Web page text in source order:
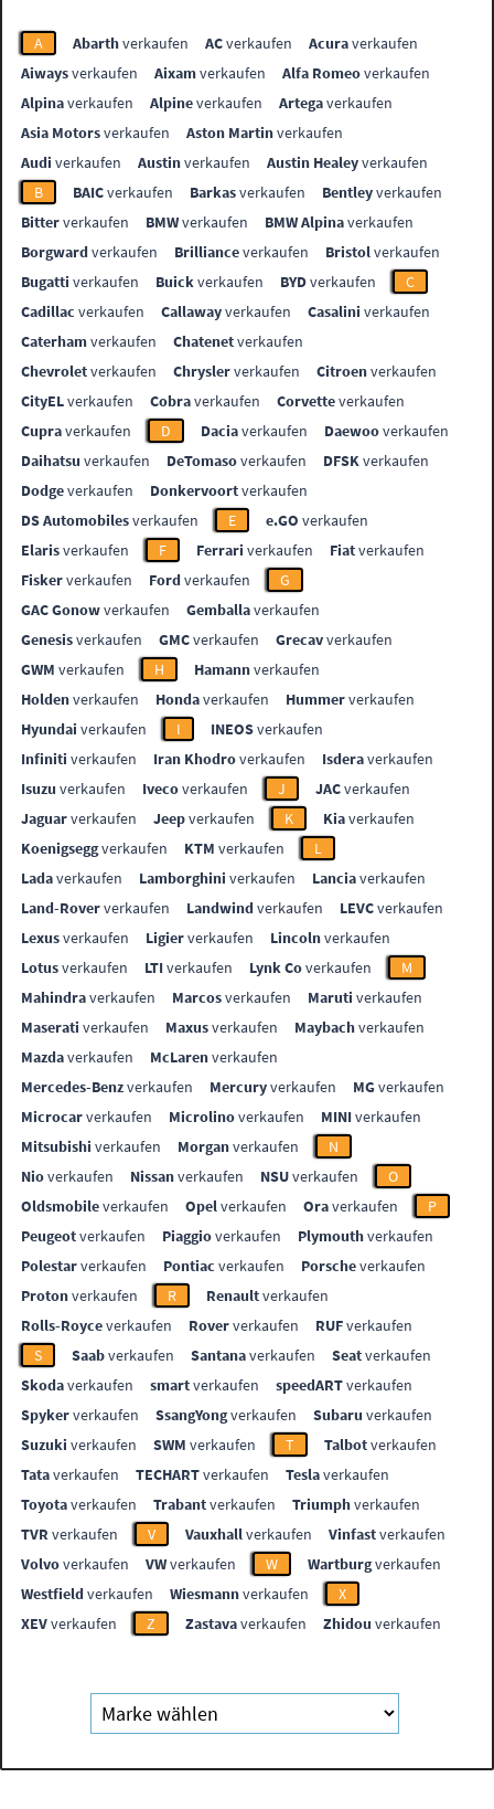
A Abarthverkaufen ACverkaufen Acuraverkaufen
Aiwaysverkaufen Aixamverkaufen Alfa Romeoverkaufen
Alpinaverkaufen Alpineverkaufen Artegaverkaufen
Asia Motorsverkaufen Aston Martinverkaufen
Audi verkaufen Austinverkaufen Austin Healeyverkaufen
B
BAICverkaufen Barkasverkaufen Bentleyverkaufen
Bitterverkaufen BMWverkaufen BMW Alpinaverkaufen
Borgwardverkaufen Brillianceverkaufen Bristolverkaufen
Bugatti verkaufen Buickverkaufen BYDverkaufen
C
Cadillac verkaufen Callawayverkaufen Casalini verkaufen
Caterhamverkaufen Chatenetverkaufen
Chevroletverkaufen Chryslerverkaufen Citroenverkaufen
CityELverkaufen Cobraverkaufen Corvetteverkaufen
Cupraverkaufen D Daciaverkaufen Daewooverkaufen
Daihatsu verkaufen DeTomasoverkaufen DFSKverkaufen
Dodgeverkaufen Donkervoortverkaufen
DS Automobilesverkaufen E e.GO verkaufen
Elarisverkaufen F Ferrari verkaufen Fiatverkaufen
Fiskerverkaufen Fordverkaufen
G
GAC Gonowverkaufen Gemballaverkaufen
Genesisverkaufen GMCverkaufen Grecavverkaufen
GWM verkaufen H Hamannverkaufen
Holdenverkaufen Hondaverkaufen Hummerverkaufen
Hyundai verkaufen I INEOSverkaufen
Infiniti verkaufen Iran Khodroverkaufen Isderaverkaufen
Isuzu verkaufen Ivecoverkaufen J JACverkaufen
Jaguarverkaufen Jeepverkaufen K Kiaverkaufen
Koenigseggverkaufen KTM verkaufen
L
Ladaverkaufen Lamborghini verkaufen Lanciaverkaufen
Land-Roververkaufen Landwindverkaufen LEVCverkaufen
Lexusverkaufen Ligierverkaufen Lincolnverkaufen
Lotusverkaufen LTIverkaufen Lynk Coverkaufen
M
Mahindraverkaufen Marcosverkaufen Maruti verkaufen
Maserati verkaufen Maxusverkaufen Maybachverkaufen
Mazdaverkaufen McLarenverkaufen
Mercedes-Benzverkaufen Mercuryverkaufen MGverkaufen
Microcarverkaufen Microlinoverkaufen MINIverkaufen
Mitsubishi verkaufen Morganverkaufen
N
Nioverkaufen Nissanverkaufen NSUverkaufen
O
Oldsmobileverkaufen Opelverkaufen Oraverkaufen
P
Peugeotverkaufen Piaggioverkaufen Plymouthverkaufen
Polestarverkaufen Pontiac verkaufen Porscheverkaufen
Protonverkaufen R Renaultverkaufen
Rolls-Royceverkaufen Roververkaufen RUFverkaufen
S
Saabverkaufen Santanaverkaufen Seatverkaufen
Skodaverkaufen smartverkaufen speedARTverkaufen
Spykerverkaufen SsangYongverkaufen Subaru verkaufen
Suzuki verkaufen SWM verkaufen T Talbotverkaufen
Tataverkaufen TECHARTverkaufen Teslaverkaufen
Toyotaverkaufen Trabantverkaufen Triumphverkaufen
TVR verkaufen V Vauxhallverkaufen Vinfastverkaufen
Volvoverkaufen VWverkaufen W Wartburgverkaufen
Westfieldverkaufen Wiesmannverkaufen
X
XEVverkaufen Z Zastavaverkaufen Zhidou verkaufen